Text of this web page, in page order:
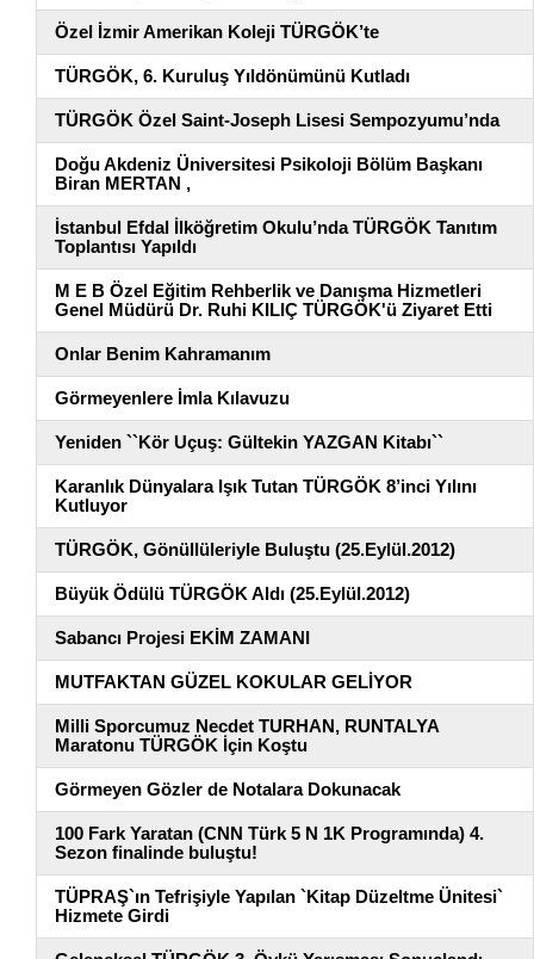
Özel İzmir Amerikan Koleji TÜRGÖK’te
TÜRGÖK, 6. Kuruluş Yıldönümünü Kutladı
TÜRGÖK Özel Saint-Joseph Lisesi Sempozyumu’nda
Doğu Akdeniz Üniversitesi Psikoloji Bölüm Başkanı
Biran MERTAN ,
İstanbul Efdal İlköğretim Okulu’nda TÜRGÖK Tanıtım
Toplantısı Yapıldı
M E B Özel Eğitim Rehberlik ve Danışma Hizmetleri
Genel Müdürü Dr. Ruhi KILIÇ TÜRGÖK'ü Ziyaret Etti
Onlar Benim Kahramanım
Görmeyenlere İmla Kılavuzu
Yeniden ``Kör Uçuş: Gültekin YAZGAN Kitabı``
Karanlık Dünyalara Işık Tutan TÜRGÖK 8’inci Yılını
Kutluyor
TÜRGÖK, Gönüllüleriyle Buluştu (25.Eylül.2012)
Büyük Ödülü TÜRGÖK Aldı (25.Eylül.2012)
Sabancı Projesi EKİM ZAMANI
MUTFAKTAN GÜZEL KOKULAR GELİYOR
Milli Sporcumuz Necdet TURHAN, RUNTALYA
Maratonu TÜRGÖK İçin Koştu
Görmeyen Gözler de Notalara Dokunacak
100 Fark Yaratan (CNN Türk 5 N 1K Programında) 4.
Sezon finalinde buluştu!
TÜPRAŞ`ın Tefrişiyle Yapılan `Kitap Düzeltme Ünitesi`
Hizmete Girdi